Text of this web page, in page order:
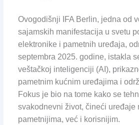
Ovogodišnji IFA Berlin, jedna od
sajamskih manifestacija u svetu
elektronike i pametnih uređaja,
septembra 2025. godine, istakla
veštačkoj inteligenciji (AI),
pametnim kućnim uređajima i
Fokus je bio na tome kako se
svakodnevni život, čineći uređaje
pametnijima, već i korisnijim.